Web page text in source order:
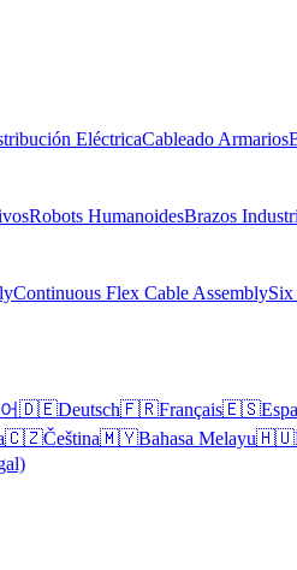
EléctricaCableado Armarios
Robots HumanoidesBrazos
Continuous Flex Cable AssemblySix
🇩🇪Deutsch🇫🇷Français🇪🇸
🇨🇿Čeština🇲🇾Bahasa Melayu🇭🇺